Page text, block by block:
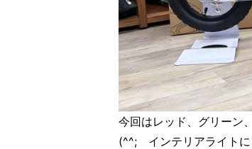
今回はレッド、グリーン
(^^; インテリアライトに